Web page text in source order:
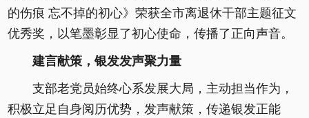
的伤痕 忘不掉的初心》荣获全市离退休干部主题征文
优秀奖，以笔墨彰显了初心使命，传播了正向声音。
建言献策，银发发声聚力量
支部老党员始终心系发展大局，主动担当作为，
积极立足自身阅历优势，发声献策，传递银发正能